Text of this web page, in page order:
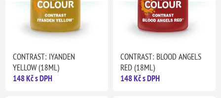
CONTRAST: IYANDEN
YELLOW (18ML)
148 Kč s DPH
CONTRAST: BLOOD ANGELS
RED (18ML)
148 Kč s DPH